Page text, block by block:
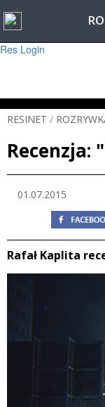
Warning
:
Res Login
RESINET /
Recenzja:
01.07.2015
Rafał Kaplita